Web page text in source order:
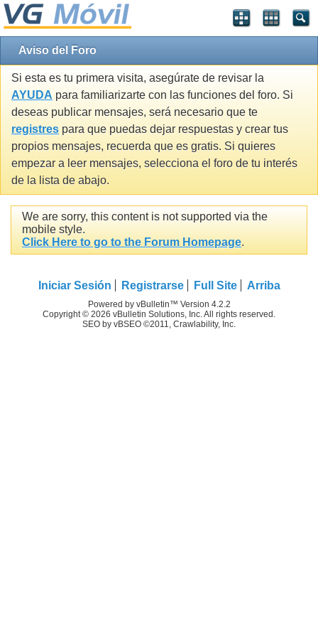
Aviso del Foro
Si esta es tu primera visita, asegúrate de revisar la
AYUDA para familiarizarte con las funciones del foro. Si
deseas publicar mensajes, será necesario que te
registres para que puedas dejar respuestas y crear tus
propios mensajes, recuerda que es gratis. Si quieres
empezar a leer mensajes, selecciona el foro de tu interés
de la lista de abajo.
We are sorry, this content is not supported via the
mobile style.
Click Here to go to the Forum Homepage.
Iniciar Sesión Registrarse Full Site Arriba
Powered by vBulletin™ Version 4.2.2
Copyright © 2026 vBulletin Solutions, Inc. All rights reserved.
SEO by vBSEO ©2011, Crawlability, Inc.